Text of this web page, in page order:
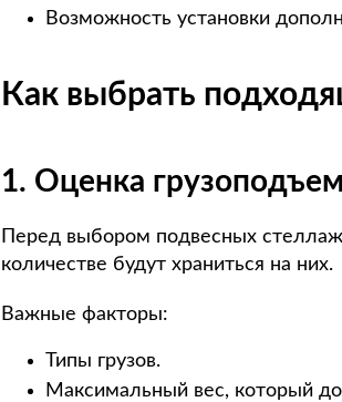
Возможность установки
Как выбрать
1. Оценка
Перед выбором подвесных
количестве будут храниться на них.
Важные факторы:
Типы грузов.
Максимальный вес, который